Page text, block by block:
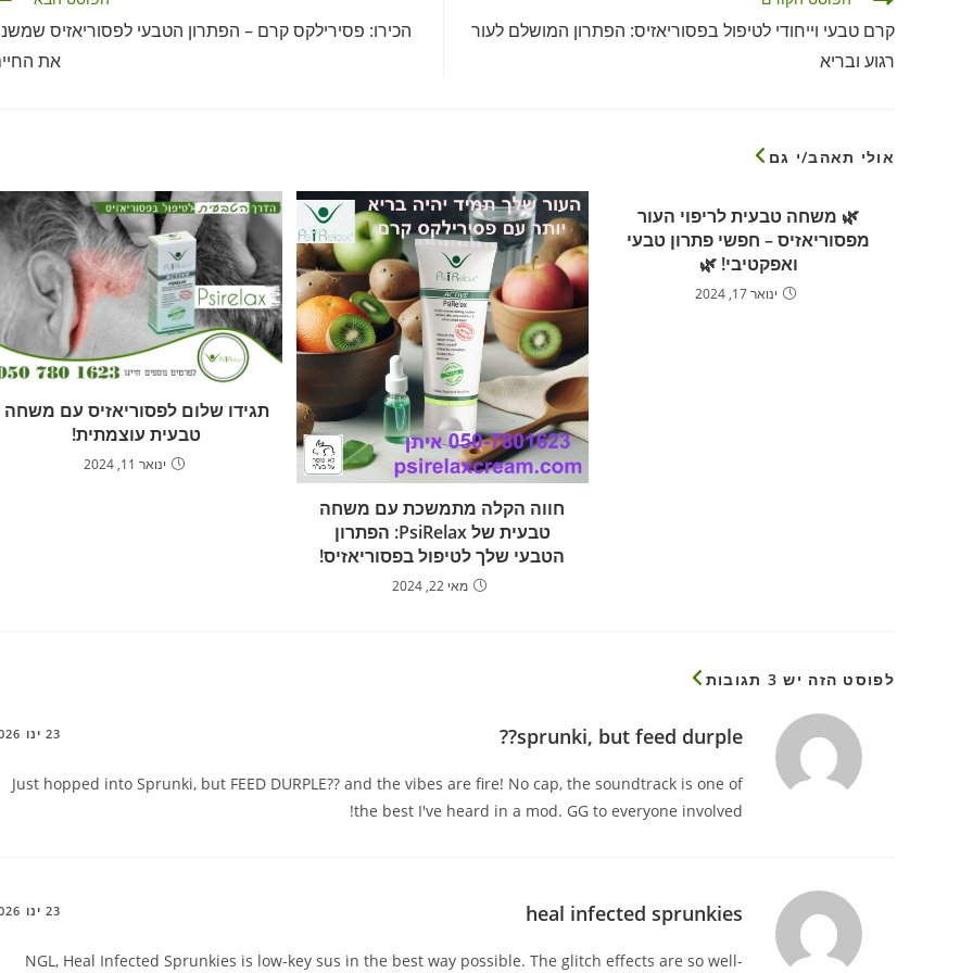
נוספים
קרם טבעי וייחודי לטיפול בפסוריאזיס: הפתרון המושלם לעור
רגוע ובריא
הכירו: פסירילקס קרם – הפתרון הטבעי לפסוריאזיס
את
אולי תאהב/י גם
תגידו שלום לפסוריאזיס עם משחה
טבעית עוצמתית!
ינואר 11, 2024
חווה הקלה מתמשכת עם משחה
טבעית של PsiRelax: הפתרון
הטבעי שלך לטיפול בפסוריאזיס!
מאי 22, 2024
🌿 משחה טבעית לריפוי העור
מפסוריאזיס – חפשי פתרון טבעי
ואפקטיבי! 🌿
ינואר 17, 2024
לפוסט הזה יש 3 תגובות
sprunki, but feed durple?? 23 ינו 2026
Just hopped into Sprunki, but FEED DURPLE?? and the vibes are fire! No cap, the soundtrack is one of
the best I've heard in a mod. GG to everyone involved!
heal infected sprunkies 23 ינו 2026
NGL, Heal Infected Sprunkies is low-key sus in the best way possible. The glitch effects are so well-